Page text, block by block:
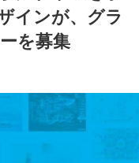
インが、グラ
を募集